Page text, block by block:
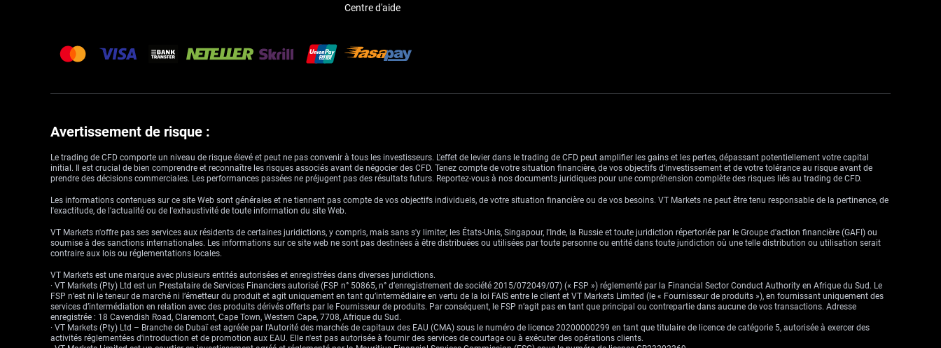
Centre d'aide
Avertissement de risque :
Le trading de CFD comporte un niveau de risque élevé et peut ne pas convenir à tous les investisseurs. L'effet de levier dans le trading de CFD peut amplifier les gains et les pertes, dépassant potentiellement votre capital
initial. Il est crucial de bien comprendre et reconnaître les risques associés avant de négocier des CFD. Tenez compte de votre situation financière, de vos objectifs d’investissement et de votre tolérance au risque avant de
prendre des décisions commerciales. Les performances passées ne préjugent pas des résultats futurs. Reportez-vous à nos documents juridiques pour une compréhension complète des risques liés au trading de CFD.
Les informations contenues sur ce site Web sont générales et ne tiennent pas compte de vos objectifs individuels, de votre situation financière ou de vos besoins. VT Markets ne peut être tenu responsable de la pertinence, de
l'exactitude, de l'actualité ou de l'exhaustivité de toute information du site Web.
VT Markets n'offre pas ses services aux résidents de certaines juridictions, y compris, mais sans s'y limiter, les États-Unis, Singapour, l'Inde, la Russie et toute juridiction répertoriée par le Groupe d'action financière (GAFI) ou
soumise à des sanctions internationales. Les informations sur ce site web ne sont pas destinées à être distribuées ou utilisées par toute personne ou entité dans toute juridiction où une telle distribution ou utilisation serait
contraire aux lois ou réglementations locales.
VT Markets est une marque avec plusieurs entités autorisées et enregistrées dans diverses juridictions.
· VT Markets (Pty) Ltd est un Prestataire de Services Financiers autorisé (FSP n° 50865, n° d’enregistrement de société 2015/072049/07) (« FSP ») réglementé par la Financial Sector Conduct Authority en Afrique du Sud. Le
FSP n’est ni le teneur de marché ni l’émetteur du produit et agit uniquement en tant qu’intermédiaire en vertu de la loi FAIS entre le client et VT Markets Limited (le « Fournisseur de produits »), en fournissant uniquement des
services d’intermédiation en relation avec des produits dérivés offerts par le Fournisseur de produits. Par conséquent, le FSP n’agit pas en tant que principal ou contrepartie dans aucune de vos transactions. Adresse
enregistrée : 18 Cavendish Road, Claremont, Cape Town, Western Cape, 7708, Afrique du Sud.
· VT Markets (Pty) Ltd – Branche de Dubaï est agréée par l'Autorité des marchés de capitaux des EAU (CMA) sous le numéro de licence 20200000299 en tant que titulaire de licence de catégorie 5, autorisée à exercer des
activités réglementées d'introduction et de promotion aux EAU. Elle n'est pas autorisée à fournir des services de courtage ou à exécuter des opérations clients.